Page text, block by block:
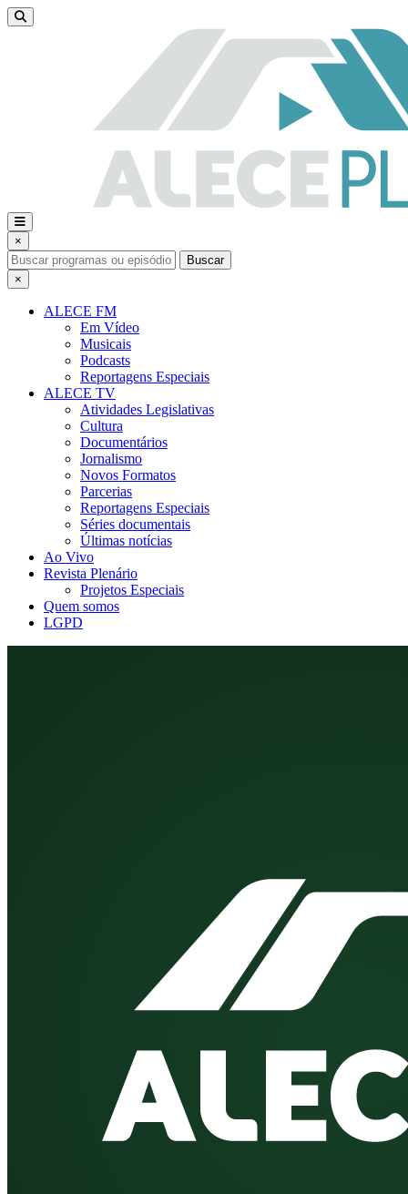
×
Buscar
×
ALECE FM
Em Vídeo
Musicais
Podcasts
Reportagens Especiais
ALECE TV
Atividades Legislativas
Cultura
Documentários
Jornalismo
Novos Formatos
Parcerias
Reportagens Especiais
Séries documentais
Últimas notícias
Ao Vivo
Revista Plenário
Projetos Especiais
Quem somos
LGPD